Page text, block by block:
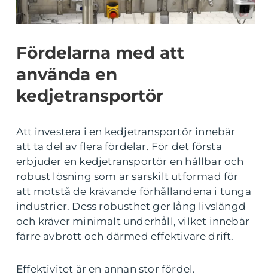
Fördelarna med att
använda en
kedjetransportör
Att investera i en kedjetransportör innebär
att ta del av flera fördelar. För det första
erbjuder en kedjetransportör en hållbar och
robust lösning som är särskilt utformad för
att motstå de krävande förhållandena i tunga
industrier. Dess robusthet ger lång livslängd
och kräver minimalt underhåll, vilket innebär
färre avbrott och därmed effektivare drift.
Effektivitet är en annan stor fördel.